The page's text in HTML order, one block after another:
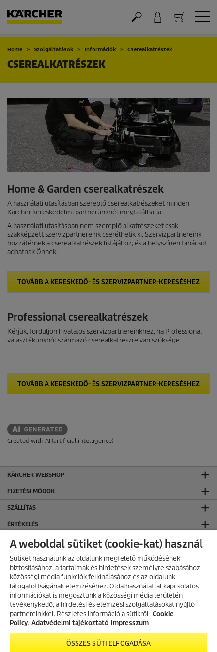
Kosár
AKCIÓS TERMÉKEK
Fedezd fel folyamatosan frissülő
akciós kínálatunkat, és találd meg
a legjobb ajánlatokat.
Home Szolgáltatások Információk Cserealkatrészek
CSEREALKATRÉSZEK
Home & Garden cserealkatrészek
A használati utasításban szereplő cserealkatrészeket minden
Kärcher kereskedelmi partnerünknél megtalálhatja.
A használati utasításban nem szereplő alkatrészeket csak
szakképzett szervizpartnereink cserélhetik ki. Szervizpartnereink
hozzáférnek a cserealkatrészek listájához, és a helyszínen tanácsot
adhatnak Önnek.
TOVÁBB A KERESKEDŐ- ÉS SZERVIZPARTNER-KERESÉSHEZ
Professional cserealkatrészek
Kérjük, forduljon hivatalos szervizpartnereinkhez, ha Professional
választékunkból származó cserealkatrészre van szüksége.
TOVÁBB A KERESKEDŐ- ÉS SZERVIZPARTNER-KERESÉSHEZ
Created with AI (artificial intelligence)
KÄRCHER WEBSHOP
FIZETÉSI MÓDOK
SZÁLLÍTÁS
ÉRTÉKELÉS
KÄRCHER KÖZÖSSÉGI OLDALAK
CO₂-SEMLEGES WEBOLDAL
KAPCSOLAT
KAPCSOLAT
ÁLTALÁNOS INFORMÁCIÓK
ÁSZF ÉS ADATVÉDELEM
A weboldal sütiket (cookie-kat) használ
Sütiket használunk az oldalunk megfelelő működésének
biztosításához, a tartalmak és hirdetések személyre szabásához,
közösségi média funkciók felkínálásához és az oldalunk
látogatottságának elemzéséhez. Oldalhasználattal kapcsolatos
információkat is megosztunk a közösségi média területén
tevékenykedő, a hirdetési és elemzési szolgáltatásokat nyújtó
partnereinkkel. Részletes információ a sütikről Cookie
Policy. Adatvédelmi tájékoztató Impresszum
ÖSSZES SÜTI ELFOGADÁSA